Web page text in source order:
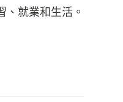
就業和生活。